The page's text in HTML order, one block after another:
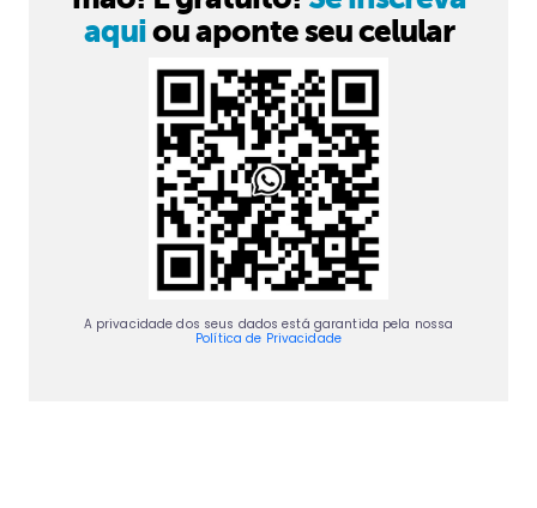
aquiou aponte seu celular
A privacidade dos seus dados está garantida pela nossa
Política de Privacidade